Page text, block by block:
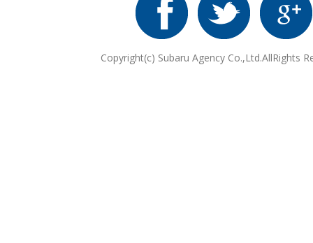
Copyright(c) Subaru Agency Co.,Ltd.AllRights